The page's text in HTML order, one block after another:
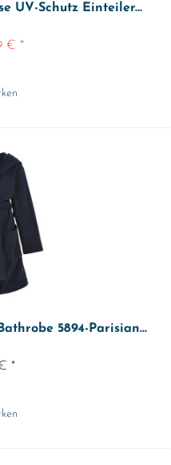
UV-Schutz Einteiler...
€ *
5894-Parisian...
*